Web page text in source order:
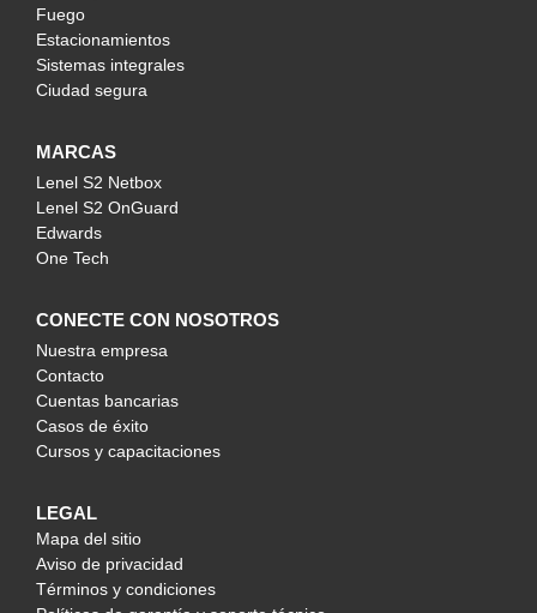
Fuego
Estacionamientos
Sistemas integrales
Ciudad segura
MARCAS
Lenel S2 Netbox
Lenel S2 OnGuard
Edwards
One Tech
CONECTE CON NOSOTROS
Nuestra empresa
Contacto
Cuentas bancarias
Casos de éxito
Cursos y capacitaciones
LEGAL
Mapa del sitio
Aviso de privacidad
Términos y condiciones